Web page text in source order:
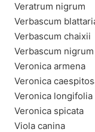
Veratrum nigrum
Verbascum
Verbascum chaixii
Verbascum nigrum
Veronica armena
Veronica
Veronica longifolia
Veronica spicata
Viola canina